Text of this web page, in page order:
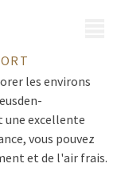
les environs
excellente
vous pouvez
et de l'air frais.